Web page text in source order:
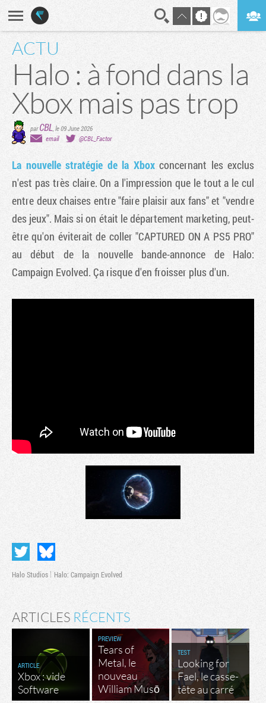
ACTU
Halo : à fond dans la
Xbox mais pas trop
parCBL le 09 June 2026
email
@CBL_Factor
La nouvelle stratégie de la Xboxconcernant les exclus
n'est pas très claire. On a l'impression que le tout a le cul
entre deux chaises entre "faire plaisir aux fans" et "vendre
des jeux". Mais si on était le département marketing, peut-
être qu'on éviterait de coller "CAPTURED ON A PS5 PRO"
au début de la nouvelle bande-annonce de Halo:
Campaign Evolved. Ça risque d'en froisser plus d'un.
Halo Studios Halo: Campaign Evolved
ARTICLES RÉCENTS
ARTICLE
Xbox : vide
Software
PREVIEW
Tears of
Metal, le
nouveau
William Musō
TEST
Looking for
Fael, le casse-
tête au carré
Tribune